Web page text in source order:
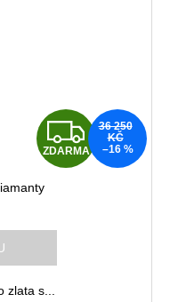
Z
D
ZDARMA
36 250
KČ
–16 %
zlata s...